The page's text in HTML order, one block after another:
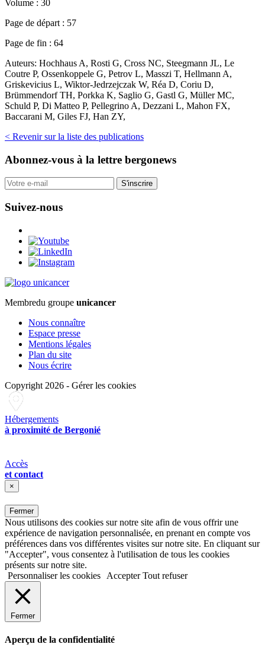
Volume : 30
Page de départ : 57
Page de fin : 64
Auteurs: Hochhaus A, Rosti G, Cross NC, Steegmann JL, Le
Coutre P, Ossenkoppele G, Petrov L, Masszi T, Hellmann A,
Griskevicius L, Wiktor-Jedrzejczak W, Réa D, Coriu D,
Brümmendorf TH, Porkka K, Saglio G, Gastl G, Müller MC,
Schuld P, Di Matteo P, Pellegrino A, Dezzani L, Mahon FX,
Baccarani M, Giles FJ, Han ZY,
< Revenir sur la liste des publications
Abonnez-vous à la lettre bergonews
S'inscrire
Suivez-nous
Membredu groupe unicancer
Nous connaître
Espace presse
Mentions légales
Plan du site
Nous écrire
Copyright 2026 - Gérer les cookies
Hébergements
à proximité de Bergonié
Accès
et contact
×
Fermer
Nous utilisons des cookies sur notre site afin de vous offrir une
expérience de navigation personnalisée, en prenant en compte vos
préférences dans vos différentes visites sur notre site. En cliquant sur
"Accepter", vous consentez à l'utilisation de tous les cookies
présents sur notre site.
Personnaliser les cookies
Accepter Tout refuser
Fermer
Aperçu de la confidentialité